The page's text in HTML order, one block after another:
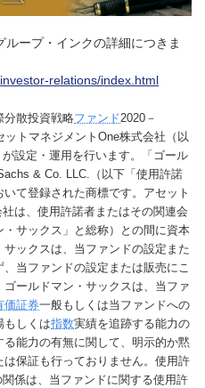
ープ・インクの詳細につきま
relations/index.html
分散投資戦略ファンド2020－
トマネジメントOne株式会社（以
設定・運用を行います。「ゴール
& Co. LLC.（以下「使用許諾
て登録された商標です。アセット
は、使用許諾者またはその関連会
サックス」と総称）との間に資本
ックスは、当ファンドの設定また
当ファンドの設定または販売にこ
ールドマン・サックスは、当ファ
価証券一般もしくは当ファンドへの
もしくは指数実績を追跡する能力の
る能力の有無に関して、明示的か黙
保証も行っておりません。使用許
係は、当ファンドに関する使用許